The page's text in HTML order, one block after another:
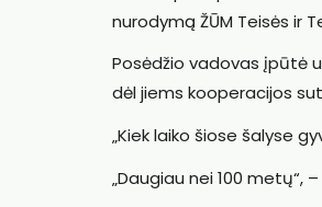
nurodymą ŽŪM Teisės ir
Posėdžio vadovas įpūtė
dėl jiems kooperacijos
„Kiek laiko šiose šalyse
„Daugiau nei 100 metų“,